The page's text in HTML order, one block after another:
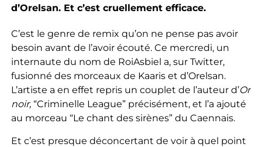
d’Orelsan. Et c’est cruellement efficace.
C’est le genre de remix qu’on ne pense pas avoir
besoin avant de l’avoir écouté. Ce mercredi, un
internaute du nom de RoiAsbiel a, sur Twitter,
fusionné des morceaux de Kaaris et d’Orelsan.
L’artiste a en effet repris un couplet de l’auteur d’Or
noir, “Criminelle League” précisément, et l’a ajouté
au morceau “Le chant des sirènes” du Caennais.
Et c’est presque déconcertant de voir à quel point